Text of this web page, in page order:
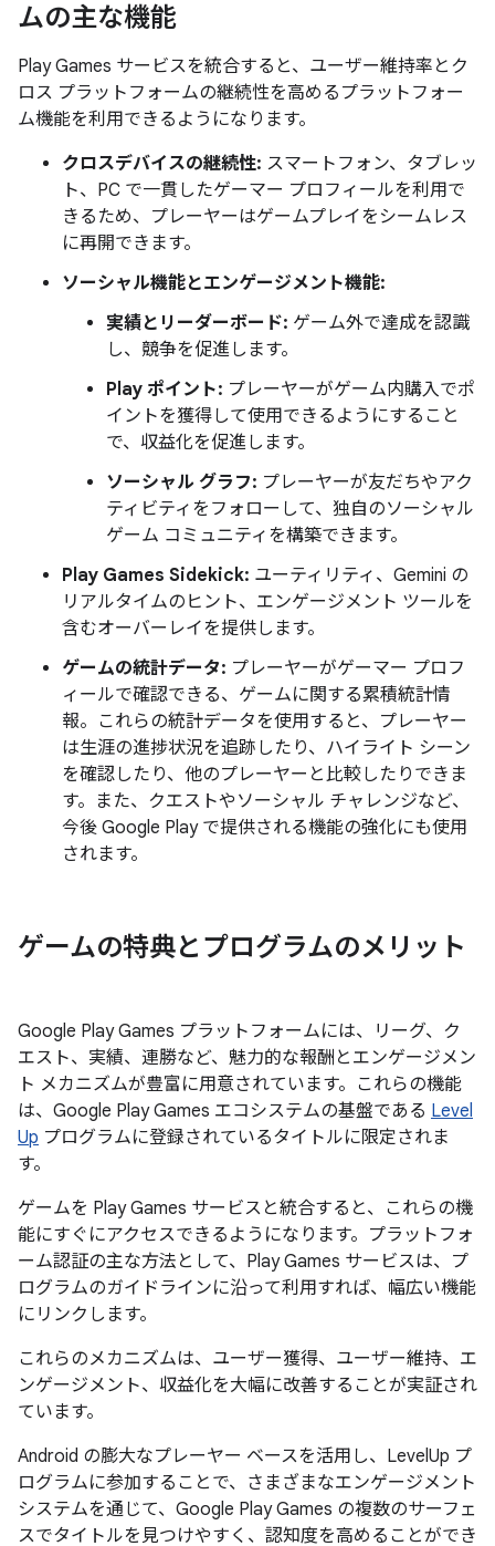
ムの主な機能
Play Games サービスを統合すると、ユーザー維持率とク
ロス プラットフォームの継続性を高めるプラットフォー
ム機能を利用できるようになります。
クロスデバイスの継続性: スマートフォン、タブレッ
ト、PC で一貫したゲーマー プロフィールを利用で
きるため、プレーヤーはゲームプレイをシームレス
に再開できます。
ソーシャル機能とエンゲージメント機能:
実績とリーダーボード: ゲーム外で達成を認識
し、競争を促進します。
Play ポイント: プレーヤーがゲーム内購入でポ
イントを獲得して使用できるようにすること
で、収益化を促進します。
ソーシャル グラフ: プレーヤーが友だちやアク
ティビティをフォローして、独自のソーシャル
ゲーム コミュニティを構築できます。
Play Games Sidekick: ユーティリティ、Gemini の
リアルタイムのヒント、エンゲージメント ツールを
含むオーバーレイを提供します。
ゲームの統計データ: プレーヤーがゲーマー プロフ
ィールで確認できる、ゲームに関する累積統計情
報。これらの統計データを使用すると、プレーヤー
は生涯の進捗状況を追跡したり、ハイライト シーン
を確認したり、他のプレーヤーと比較したりできま
す。また、クエストやソーシャル チャレンジなど、
今後 Google Play で提供される機能の強化にも使用
されます。
ゲームの特典とプログラムのメリット
Google Play Games プラットフォームには、リーグ、ク
エスト、実績、連勝など、魅力的な報酬とエンゲージメン
ト メカニズムが豊富に用意されています。これらの機能
は、Google Play Games エコシステムの基盤である Level
Up プログラムに登録されているタイトルに限定されま
す。
ゲームを Play Games サービスと統合すると、これらの機
能にすぐにアクセスできるようになります。プラットフォ
ーム認証の主な方法として、Play Games サービスは、プ
ログラムのガイドラインに沿って利用すれば、幅広い機能
にリンクします。
これらのメカニズムは、ユーザー獲得、ユーザー維持、エ
ンゲージメント、収益化を大幅に改善することが実証され
ています。
Android の膨大なプレーヤー ベースを活用し、LevelUp プ
ログラムに参加することで、さまざまなエンゲージメント
システムを通じて、Google Play Games の複数のサーフェ
スでタイトルを見つけやすく、認知度を高めることができ